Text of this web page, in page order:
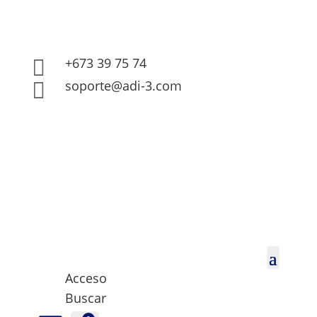
 +673 39 75 74
 soporte@adi-3.com
Acceso
Buscar